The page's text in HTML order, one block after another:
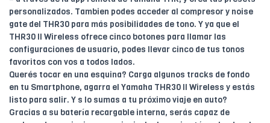
personalizados. Tambien podes acceder al compresor y noise
gate del THR30 para más posibilidades de tono. Y ya que el
THR30 II Wireless ofrece cinco botones para llamar las
configuraciones de usuario, podes llevar cinco de tus tonos
favoritos con vos a todos lados.
Querés tocar en una esquina? Carga algunos tracks de fondo
en tu Smartphone, agarra el Yamaha THR30 II Wireless y estás
listo para salir. Y s lo sumas a tu próximo viaje en auto?
Gracias a su batería recargable interna, serás capaz de